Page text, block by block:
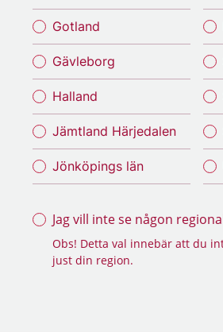
Gotland
Gävleborg
Halland
Jämtland Härjedalen
Jönköpings län
Jag vill inte se någon
Obs! Detta val innebär att du
just din region.